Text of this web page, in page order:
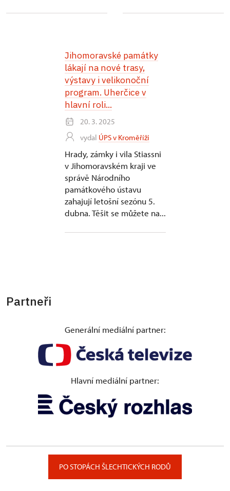
Jihomoravské památky
lákají na nové trasy,
výstavy i velikonoční
program. Uherčice v
hlavní roli...
20. 3. 2025
vydal ÚPS v Kroměříži
Hrady, zámky i vila Stiassni
v Jihomoravském kraji ve
správě Národního
památkového ústavu
zahajují letošní sezónu 5.
dubna. Těšit se můžete na...
Partneři
Generální mediální partner:
Hlavní mediální partner:
PO STOPÁCH ŠLECHTICKÝCH RODŮ